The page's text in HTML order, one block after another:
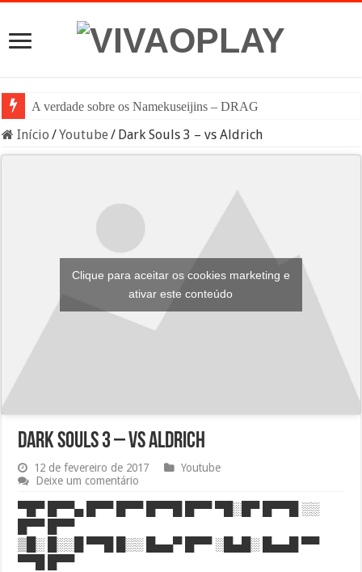
A verdade sobre os Namekuseijins – DRAGON BALL #New
Início /Youtube / Dark Souls 3 – vs Aldrich
Clique para aceitar os cookies marketing e
ativar este conteúdo
Dark Souls 3 – vs Aldrich
12 de fevereiro de 2017
Youtube
Deixe um comentário
▀█▀ █▀▀▄ █▀▀ █▀▀ █▀▀█ █▀▀ ▀█░█▀ █▀▀█ ░░
█▀▀ █▀▀
▒█░ █░░█ ▀▀█ █░░ █▄▄▀ █▀▀ ░█▄█░ █▄▄█ ▀▀
▀▀█ █▀▀